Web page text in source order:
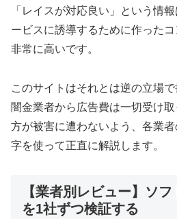
「レイスが対応良い」という情
ービスに誘導するために作った
非常に高いです。
このサイトはそれとは逆の立場
闇金業者から広告費は一切受け
方が被害に遭わないよう、各業
字を使って正直に解説します。
【業者別レビュー】ソ
を1社ずつ検証する